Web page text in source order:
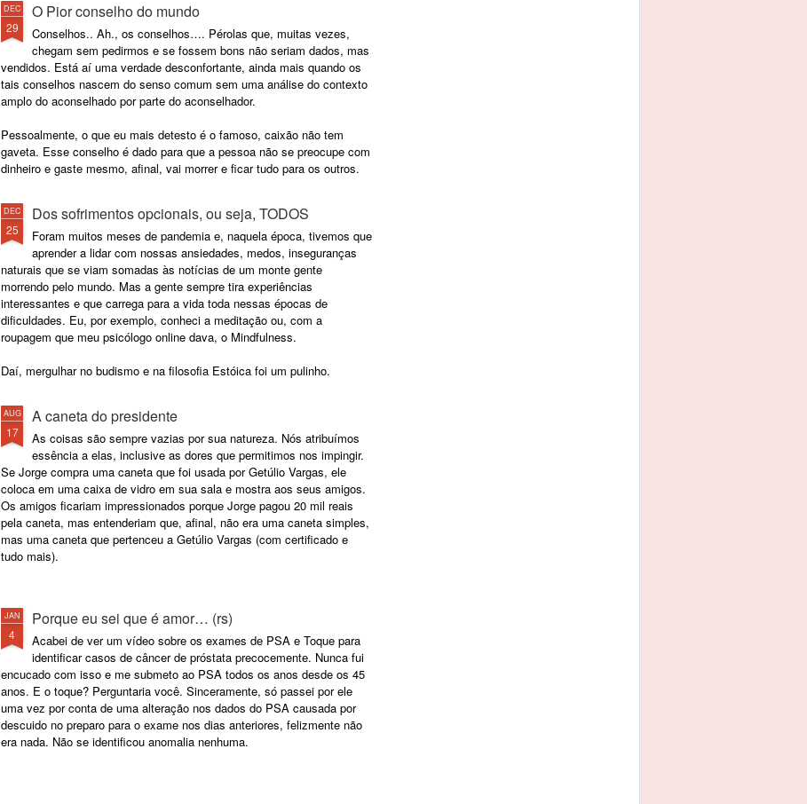
DEC
29
O Pior conselho do mundo
Conselhos.. Ah., os conselhos…. Pérolas que, muitas vezes,
chegam sem pedirmos e se fossem bons não seriam dados, mas
vendidos. Está aí uma verdade desconfortante, ainda mais quando os
tais conselhos nascem do senso comum sem uma análise do contexto
amplo do aconselhado por parte do aconselhador.
Pessoalmente, o que eu mais detesto é o famoso, caixão não tem
gaveta. Esse conselho é dado para que a pessoa não se preocupe com
dinheiro e gaste mesmo, afinal, vai morrer e ficar tudo para os outros.
DEC
25
Dos sofrimentos opcionais, ou seja, TODOS
Foram muitos meses de pandemia e, naquela época, tivemos que
aprender a lidar com nossas ansiedades, medos, inseguranças
naturais que se viam somadas às notícias de um monte gente
morrendo pelo mundo. Mas a gente sempre tira experiências
interessantes e que carrega para a vida toda nessas épocas de
dificuldades. Eu, por exemplo, conheci a meditação ou, com a
roupagem que meu psicólogo online dava, o Mindfulness.
Daí, mergulhar no budismo e na filosofia Estóica foi um pulinho.
AUG
17
A caneta do presidente
As coisas são sempre vazias por sua natureza. Nós atribuímos
essência a elas, inclusive as dores que permitimos nos impingir.
Se Jorge compra uma caneta que foi usada por Getúlio Vargas, ele
coloca em uma caixa de vidro em sua sala e mostra aos seus amigos.
Os amigos ficariam impressionados porque Jorge pagou 20 mil reais
pela caneta, mas entenderiam que, afinal, não era uma caneta simples,
mas uma caneta que pertenceu a Getúlio Vargas (com certificado e
tudo mais).
JAN
4
Porque eu sei que é amor… (rs)
Acabei de ver um vídeo sobre os exames de PSA e Toque para
identificar casos de câncer de próstata precocemente. Nunca fui
encucado com isso e me submeto ao PSA todos os anos desde os 45
anos. E o toque? Perguntaria você. Sinceramente, só passei por ele
uma vez por conta de uma alteração nos dados do PSA causada por
descuido no preparo para o exame nos dias anteriores, felizmente não
era nada. Não se identificou anomalia nenhuma.